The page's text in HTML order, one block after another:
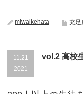
miwaikehata 充足
11.21
2021
vol.2 高校